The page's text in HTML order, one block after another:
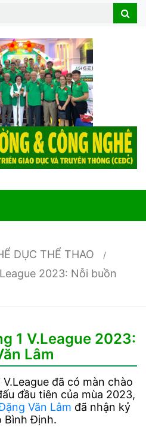
Search
DỤC THỂ THAO
2023: Nỗi buồn
1 V.League 2023:
Lâm
đã có màn chào
đầu tiên của mùa 2023,
Văn Lâm đã nhận kỷ
Bình Định.